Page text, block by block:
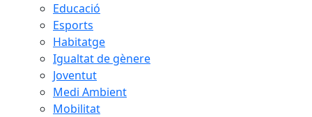
Educació
Esports
Habitatge
Igualtat de gènere
Joventut
Medi Ambient
Mobilitat